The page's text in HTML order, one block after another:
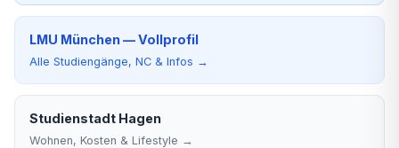
LMU München — Vollprofil
Alle Studiengänge, NC & Infos →
Studienstadt Hagen
Wohnen, Kosten & Lifestyle →